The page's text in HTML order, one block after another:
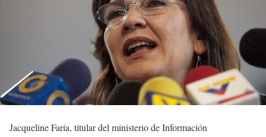
Jacqueline Faría, titular del ministerio de Información